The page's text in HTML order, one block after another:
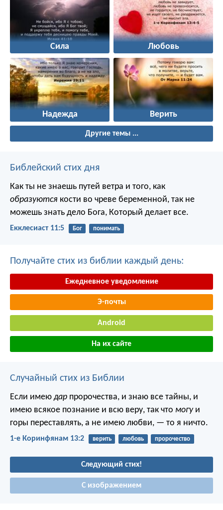
Сила Любовь
Надежда Верить
Другие темы ...
Библейский стих дня
Как ты не знаешь путей ветра и того, как
образуются кости во чреве беременной, так не
можешь знать дело Бога, Который делает все.
Екклесиаст 11:5 Бог понимать
Получайте стих из библии каждый день:
Ежедневное уведомление
Э-почты
Android
На их сайте
Случайный стих из Библии
Если имею дар пророчества, и знаю все тайны, и
имею всякое познание и всю веру, так что могуи
горы переставлять, а не имею любви, — то я ничто.
1-е Коринфянам 13:2 верить любовь пророчество
Следующий стих!
С изображением